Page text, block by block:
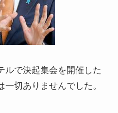
ルで決起集会を開催した
切ありませんでした。